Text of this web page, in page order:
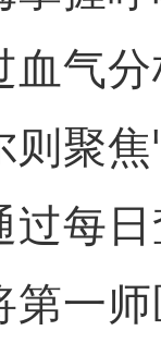
血气
则聚
过每
第一